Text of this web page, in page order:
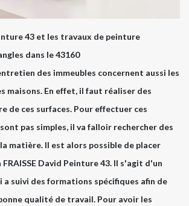
43 et les travaux de peinture
dans le 43160
des immeubles concernent aussi les
maisons. En effet, il faut réaliser des
de ces surfaces. Pour effectuer ces
pas simples, il va falloir rechercher des
matière. Il est alors possible de placer
David Peinture 43. Il s'agit d'un
suivi des formations spécifiques afin de
qualité de travail. Pour avoir les